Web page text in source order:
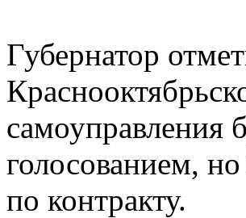
Губернатор
самоуправления
голосованием, но
по контракту.